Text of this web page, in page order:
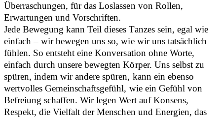
Überraschungen, für das Loslassen von Rollen,
Erwartungen und Vorschriften.
Jede Bewegung kann Teil dieses Tanzes sein, egal wie
einfach – wir bewegen uns so, wie wir uns tatsächlich
fühlen. So entsteht eine Konversation ohne Worte,
einfach durch unsere bewegten Körper. Uns selbst zu
spüren, indem wir andere spüren, kann ein ebenso
wertvolles Gemeinschaftsgefühl, wie ein Gefühl von
Befreiung schaffen. Wir legen Wert auf Konsens,
Respekt, die Vielfalt der Menschen und Energien, das